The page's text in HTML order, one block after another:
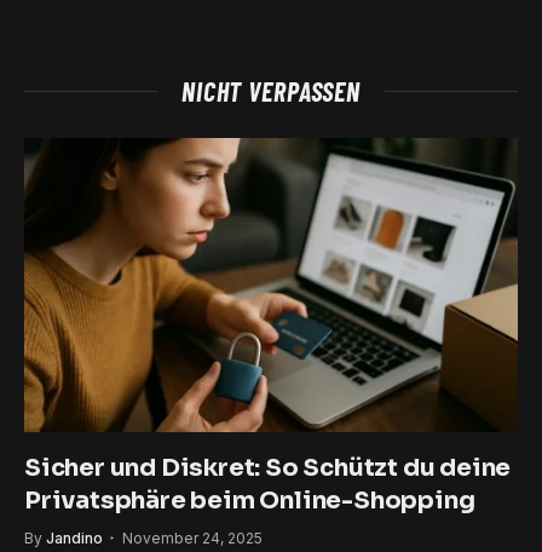
NICHT VERPASSEN
Sicher und Diskret: So Schützt du deine
Privatsphäre beim Online-Shopping
By Jandino November 24, 2025